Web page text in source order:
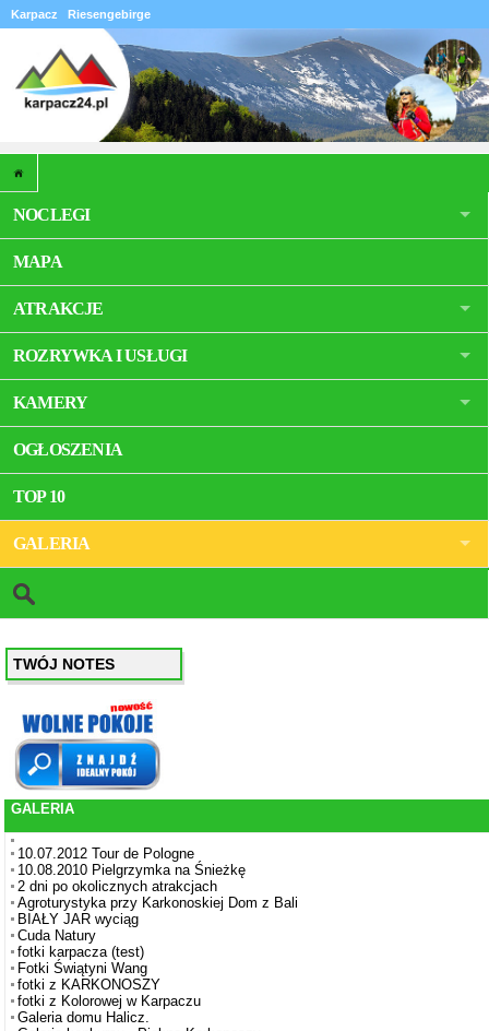
Karpacz Riesengebirge
NOCLEGI
MAPA
ATRAKCJE
ROZRYWKA I USŁUGI
KAMERY
OGŁOSZENIA
TOP 10
GALERIA
TWÓJ NOTES
GALERIA
10.07.2012 Tour de Pologne
10.08.2010 Pielgrzymka na Śnieżkę
2 dni po okolicznych atrakcjach
Agroturystyka przy Karkonoskiej Dom z Bali
BIAŁY JAR wyciąg
Cuda Natury
fotki karpacza (test)
Fotki Świątyni Wang
fotki z KARKONOSZY
fotki z Kolorowej w Karpaczu
Galeria domu Halicz.